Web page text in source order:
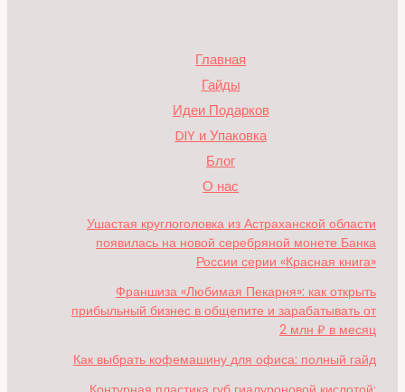
Главная
Гайды
Идеи Подарков
DIY и Упаковка
Блог
О нас
Ушастая круглоголовка из Астраханской области
появилась на новой серебряной монете Банка
России серии «Красная книга»
Франшиза «Любимая Пекарня»: как открыть
прибыльный бизнес в общепите и зарабатывать от
2 млн ₽ в месяц
Как выбрать кофемашину для офиса: полный гайд